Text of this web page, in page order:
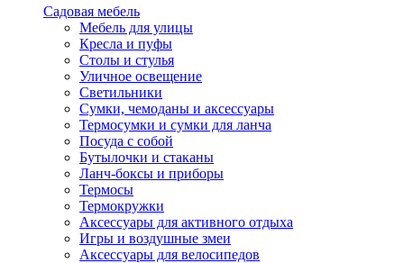
Садовая мебель
Мебель для улицы
Кресла и пуфы
Столы и стулья
Уличное освещение
Светильники
Сумки, чемоданы и аксессуары
Термосумки и сумки для ланча
Посуда с собой
Бутылочки и стаканы
Ланч-боксы и приборы
Термосы
Термокружки
Аксессуары для активного отдыха
Игры и воздушные змеи
Аксессуары для велосипедов